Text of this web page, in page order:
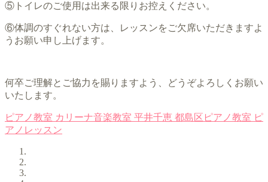
⑤トイレのご使用は出来る限りお控えください。
⑥体調のすぐれない方は、レッスンをご欠席いただきますよ
うお願い申し上げます。
何卒ご理解とご協力を賜りますよう、どうぞよろしくお願い
いたします。
ピアノ教室 カリーナ音楽教室 平井千恵 都島区ピアノ教室 ピ
アノレッスン